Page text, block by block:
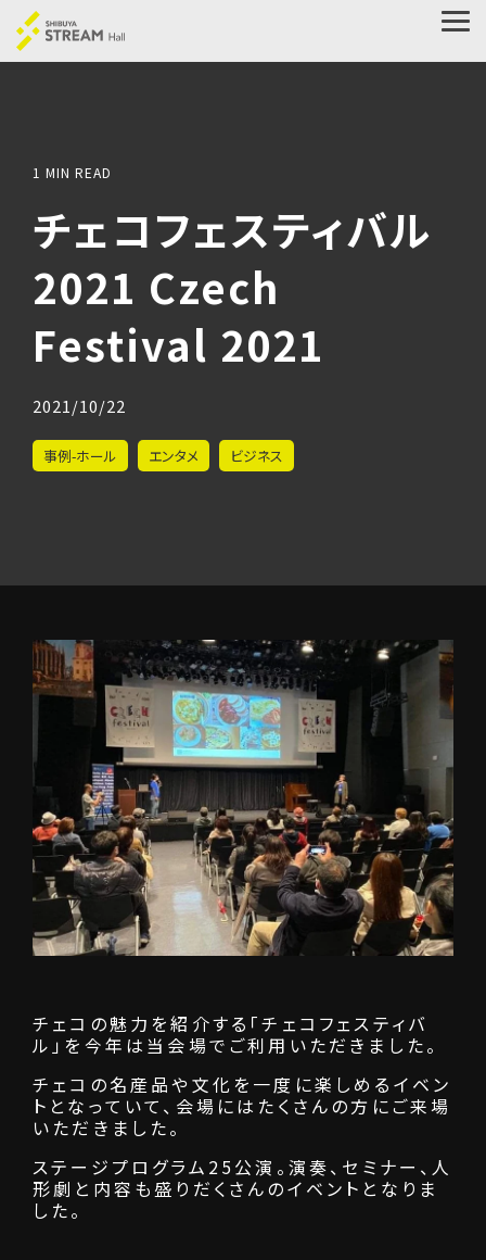
Skip
to
the
main
1 MIN READ
チェコフェスティバル
2021 Czech
Festival 2021
2021/10/22
事例-ホール エンタメ ビジネス
チェコの魅力を紹介する「チェコフェスティバ
ル」を今年は当会場でご利用いただきました。
チェコの名産品や文化を一度に楽しめるイベン
トとなっていて、会場にはたくさんの方にご来場
いただきました。
ステージプログラム25公演。演奏、セミナー、人
形劇と内容も盛りだくさんのイベントとなりま
した。